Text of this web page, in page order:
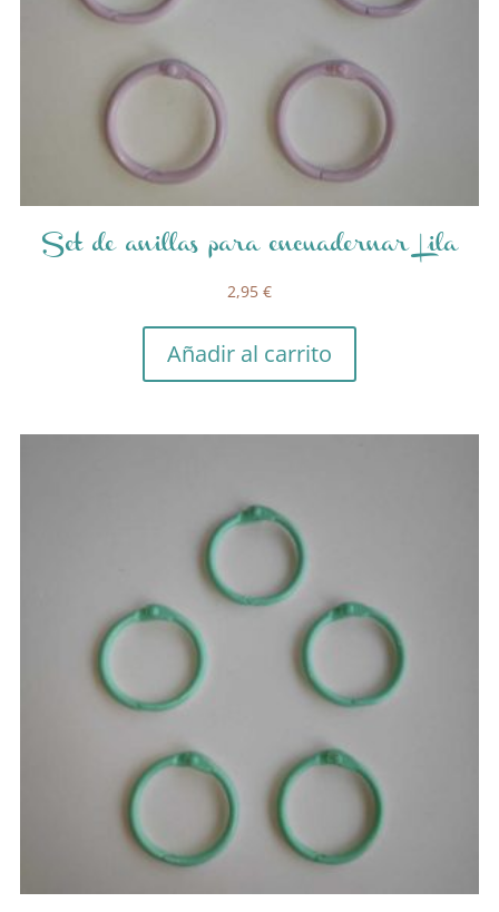
Set de anillas para encuadernar Lila
2,95 €
Añadir al carrito